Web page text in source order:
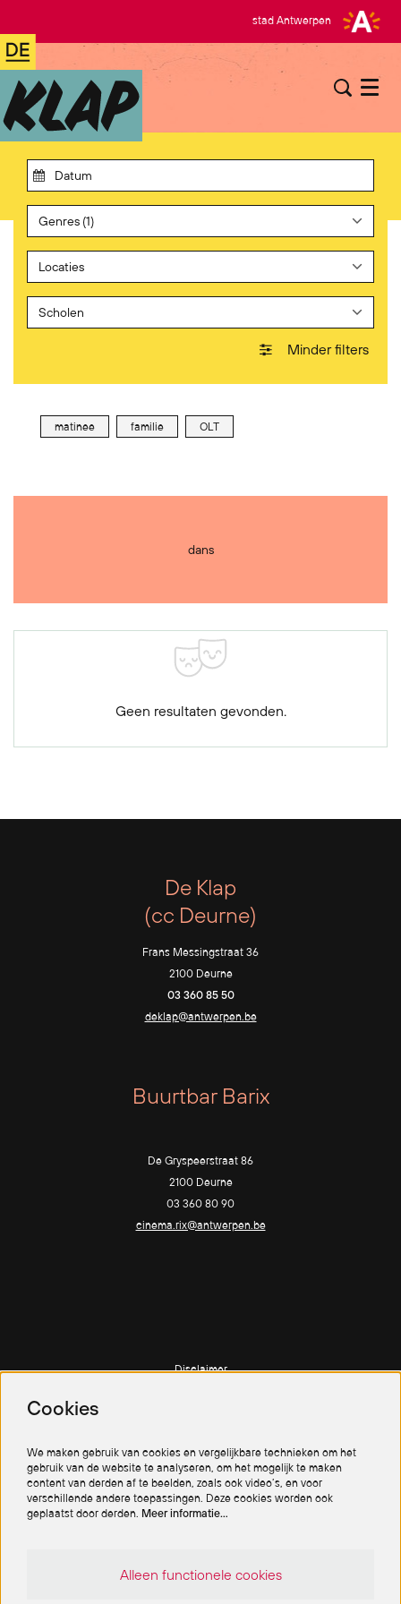
stad Antwerpen
Menu
Genres (1)
Locaties
Scholen
Minder filters
matinee familie OLT
dans
Geen resultaten gevonden.
De Klap
(cc Deurne)
Frans Messingstraat 36
2100 Deurne
03 360 85 50
deklap@antwerpen.be
Buurtbar Barix
De Gryspeerstraat 86
2100 Deurne
03 360 80 90
cinema.rix@antwerpen.be
Disclaimer
Cookies
We maken gebruik van cookies en vergelijkbare technieken om het
gebruik van de website te analyseren, om het mogelijk te maken
content van derden af te beelden, zoals ook video’s, en voor
verschillende andere toepassingen. Deze cookies worden ook
geplaatst door derden. Meer informatie…
Alleen functionele cookies